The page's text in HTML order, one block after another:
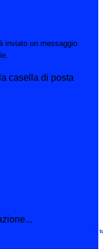
inviato un messaggio
casella di posta
Le